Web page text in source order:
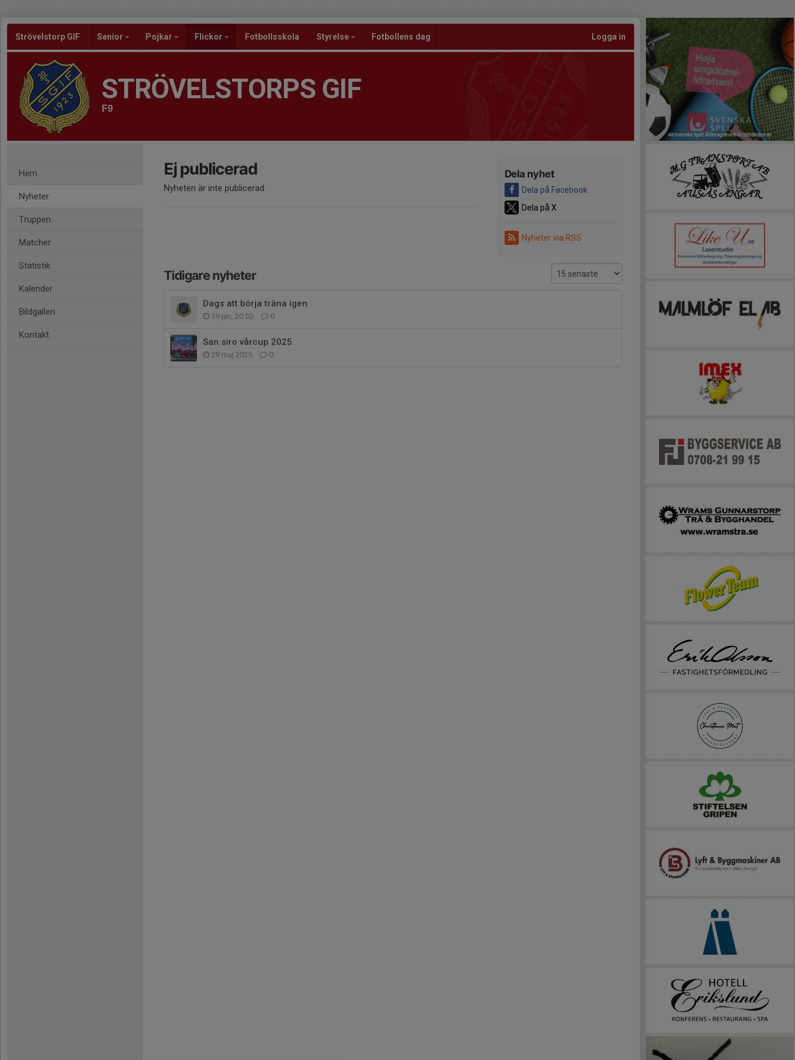
Strövelstorp GIF Senior Pojkar Flickor Fotbollsskola Styrelse Fotbollens dag Logga in
STRÖVELSTORPS GIF
F9
Hem
Nyheter
Truppen
Matcher
Statistik
Kalender
Bildgalleri
Kontakt
Dela nyhet
Dela på Facebook
Dela på X
Nyheter via RSS
Ej publicerad
Nyheten är inte publicerad
Tidigare nyheter
Dags att börja träna igen
19 jan, 20:50 0
San siro vårcup 2025
29 maj 2025 0